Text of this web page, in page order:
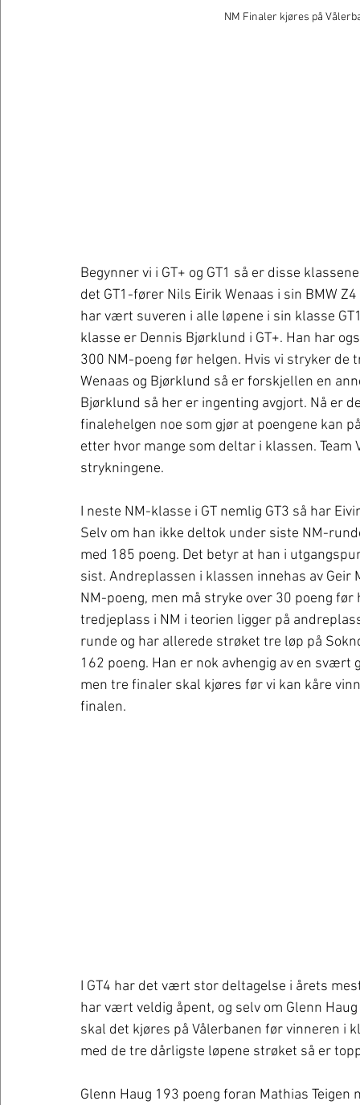
NM Finaler kjøres på
Begynner vi i GT+ og GT1 så er disse
det GT1-fører Nils Eirik Wenaas i sin BMW
har vært suveren i alle løpene i sin klasse
klasse er Dennis Bjørklund i GT+. Han har
300 NM-poeng før helgen. Hvis vi stryker
Wenaas og Bjørklund så er forskjellen en
Bjørklund så her er ingenting avgjort. Nå er
finalehelgen noe som gjør at poengene kan
etter hvor mange som deltar i klassen.
strykningene.
I neste NM-klasse i GT nemlig GT3 så har
Selv om han ikke deltok under siste NM-
med 185 poeng. Det betyr at han i
sist. Andreplassen i klassen innehas av
NM-poeng, men må stryke over 30 poeng
tredjeplass i NM i teorien ligger på
runde og har allerede strøket tre løp på
162 poeng. Han er nok avhengig av en
men tre finaler skal kjøres før vi kan kåre
finalen.
I GT4 har det vært stor deltagelse i årets
har vært veldig åpent, og selv om Glenn
skal det kjøres på Vålerbanen før vinneren i
med de tre dårligste løpene strøket så er
Glenn Haug 193 poeng foran Mathias